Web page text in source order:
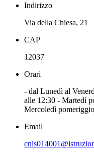
Indirizzo
Via della Chiesa, 21
CAP
12037
Orari
- dal Lunedì al
alle 12:30 - Martedì
Mercoledì
Email